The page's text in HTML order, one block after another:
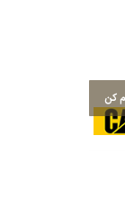
کن